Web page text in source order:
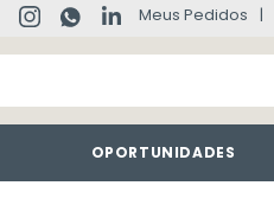
Meus Pedidos
OPORTUNIDADES